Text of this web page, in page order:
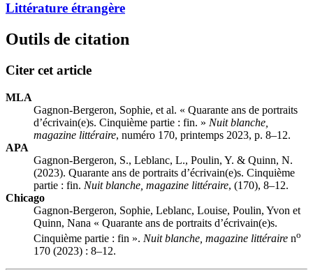
Littérature étrangère
Outils de citation
Citer cet article
MLA
Gagnon-Bergeron, Sophie, et al. « Quarante ans de portraits
d’écrivain(e)s. Cinquième partie : fin. » Nuit blanche,
magazine littéraire, numéro 170, printemps 2023, p. 8–12.
APA
Gagnon-Bergeron, S., Leblanc, L., Poulin, Y. & Quinn, N.
(2023). Quarante ans de portraits d’écrivain(e)s. Cinquième
partie : fin. Nuit blanche, magazine littéraire, (170), 8–12.
Chicago
Gagnon-Bergeron, Sophie, Leblanc, Louise, Poulin, Yvon et
Quinn, Nana « Quarante ans de portraits d’écrivain(e)s.
Cinquième partie : fin ». Nuit blanche, magazine littéraire no
170 (2023) : 8–12.